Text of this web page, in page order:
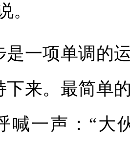
。
项单调的运
下来。最简单
喊一声：“大